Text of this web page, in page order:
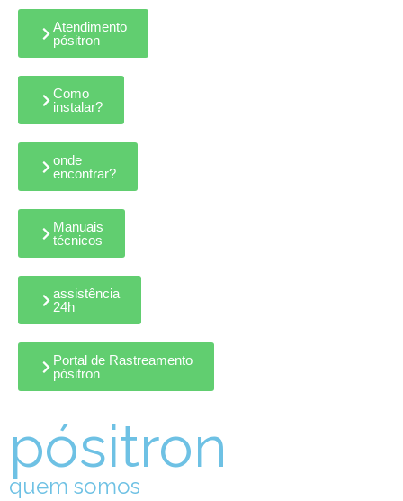
Atendimento
pósitron
Como
instalar?
onde
encontrar?
Manuais
técnicos
assistência
24h
Portal de Rastreamento
pósitron
pósitron
quem somos